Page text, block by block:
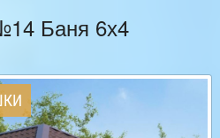
Баня 6х4